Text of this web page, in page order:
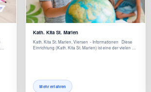
Kath. Kita St. Marien
Kath. Kita St. Marien, Viersen - Informationen Diese
Einrichtung (Kath. Kita St. Marien) ist eine der vielen …
Mehr erfahren